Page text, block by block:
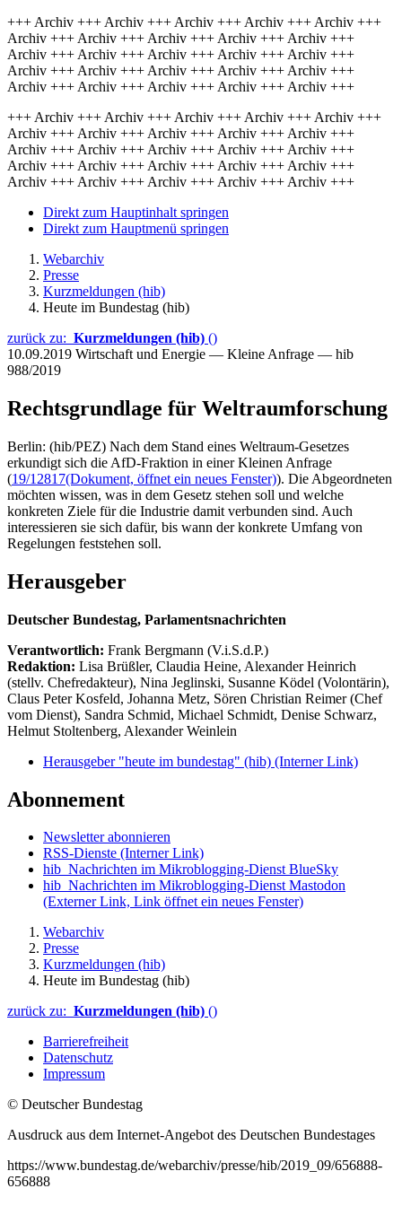
+++ Archiv +++ Archiv +++ Archiv +++ Archiv +++ Archiv +++
Archiv +++ Archiv +++ Archiv +++ Archiv +++ Archiv +++
Archiv +++ Archiv +++ Archiv +++ Archiv +++ Archiv +++
Archiv +++ Archiv +++ Archiv +++ Archiv +++ Archiv +++
Archiv +++ Archiv +++ Archiv +++ Archiv +++ Archiv +++
+++ Archiv +++ Archiv +++ Archiv +++ Archiv +++ Archiv +++
Archiv +++ Archiv +++ Archiv +++ Archiv +++ Archiv +++
Archiv +++ Archiv +++ Archiv +++ Archiv +++ Archiv +++
Archiv +++ Archiv +++ Archiv +++ Archiv +++ Archiv +++
Archiv +++ Archiv +++ Archiv +++ Archiv +++ Archiv +++
Direkt zum Hauptinhalt springen
Direkt zum Hauptmenü springen
Webarchiv
Presse
Kurzmeldungen (hib)
Heute im Bundestag (hib)
zurück zu: Kurzmeldungen (hib) ()
10.09.2019 Wirtschaft und Energie — Kleine Anfrage — hib
988/2019
Rechtsgrundlage für Weltraumforschung
Berlin: (hib/PEZ) Nach dem Stand eines Weltraum-Gesetzes
erkundigt sich die AfD-Fraktion in einer Kleinen Anfrage
(19/12817(Dokument, öffnet ein neues Fenster)). Die Abgeordneten
möchten wissen, was in dem Gesetz stehen soll und welche
konkreten Ziele für die Industrie damit verbunden sind. Auch
interessieren sie sich dafür, bis wann der konkrete Umfang von
Regelungen feststehen soll.
Herausgeber
Deutscher Bundestag, Parlamentsnachrichten
Verantwortlich: Frank Bergmann (V.i.S.d.P.)
Redaktion: Lisa Brüßler, Claudia Heine, Alexander Heinrich
(stellv. Chefredakteur), Nina Jeglinski, Susanne Ködel (Volontärin),
Claus Peter Kosfeld, Johanna Metz, Sören Christian Reimer (Chef
vom Dienst), Sandra Schmid, Michael Schmidt, Denise Schwarz,
Helmut Stoltenberg, Alexander Weinlein
Herausgeber "heute im bundestag" (hib) (Interner Link)
Abonnement
Newsletter abonnieren
RSS-Dienste (Interner Link)
hib_Nachrichten im Mikroblogging-Dienst BlueSky
hib_Nachrichten im Mikroblogging-Dienst Mastodon
(Externer Link, Link öffnet ein neues Fenster)
Webarchiv
Presse
Kurzmeldungen (hib)
Heute im Bundestag (hib)
zurück zu: Kurzmeldungen (hib) ()
Barrierefreiheit
Datenschutz
Impressum
© Deutscher Bundestag
Ausdruck aus dem Internet-Angebot des Deutschen Bundestages
https://www.bundestag.de/webarchiv/presse/hib/2019_09/656888-
656888